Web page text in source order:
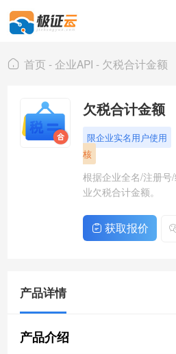
首
首页 -企业API - 欠税合计金额
欠税合计金额
限企业实名用户使用
核
根据企业全名/注册号
业欠税合计金额。
获取报价
产品详情
产品介绍